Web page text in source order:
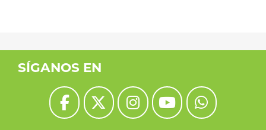
elegir
en
SÍGANOS EN